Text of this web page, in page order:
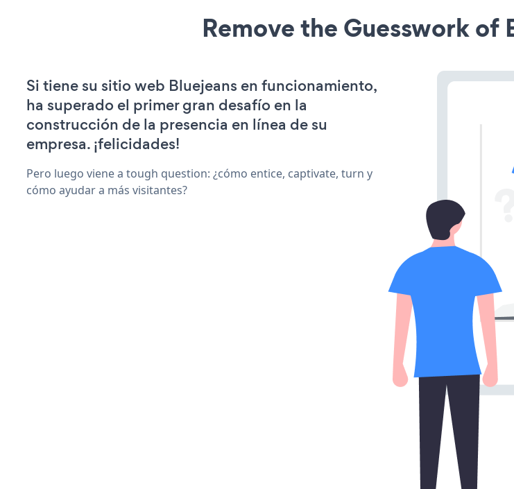
Remove the Guesswork of
Si tiene su sitio web Bluejeans en funcionamiento,
ha superado el primer gran desafío en la
construcción de la presencia en línea de su
empresa. ¡felicidades!
Pero luego viene a tough question: ¿cómo entice, captivate, turn y
cómo ayudar a más visitantes?